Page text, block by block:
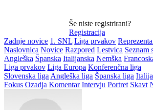
Še niste registrirani?
Registracija
Zadnje novice 1. SNL Liga prvakov
Naslovnica Novice Razpored Lestvica Seznam
Angleška Španska Italijanska Nemška
Liga prvakov Liga Europa Konferenčna liga
Slovenska liga Angleška liga Španska liga
Fokus Ozadja Komentar Intervju Portret Skavt